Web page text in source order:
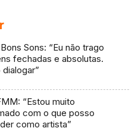
Sons: “Eu não trago
fechadas e absolutas.
dialogar”
“Estou muito
com o que posso
como artista”